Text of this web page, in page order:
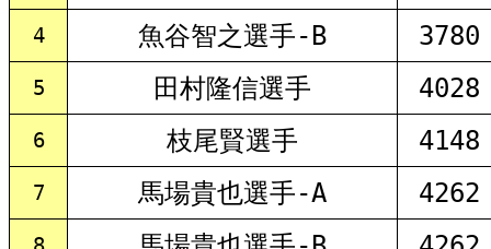
4 魚谷智之選手-B 3780
5 田村隆信選手 4028
6 枝尾賢選手 4148
7 馬場貴也選手-A 4262